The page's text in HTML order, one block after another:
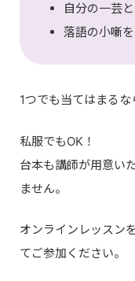
自分の一芸
落語の小噺
1つでも当てはまるな
私服でもOK！
台本も講師が用意い
ません。
オンラインレッスン
てご参加ください。